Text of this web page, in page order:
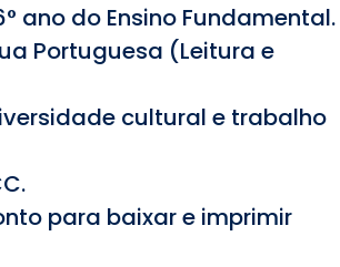
ano do Ensino Fundamental.
Portuguesa (Leitura e
cultural e trabalho
para baixar e imprimir